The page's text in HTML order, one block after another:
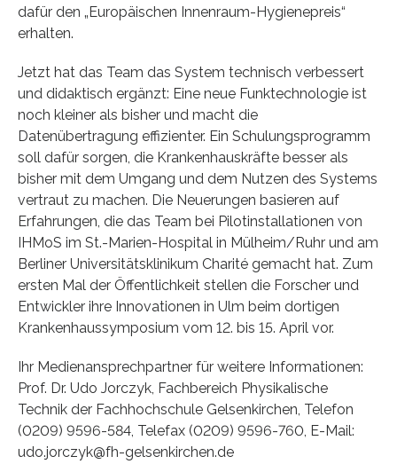
dafür den „Europäischen Innenraum-Hygienepreis“
erhalten.
Jetzt hat das Team das System technisch verbessert
und didaktisch ergänzt: Eine neue Funktechnologie ist
noch kleiner als bisher und macht die
Datenübertragung effizienter. Ein Schulungsprogramm
soll dafür sorgen, die Krankenhauskräfte besser als
bisher mit dem Umgang und dem Nutzen des Systems
vertraut zu machen. Die Neuerungen basieren auf
Erfahrungen, die das Team bei Pilotinstallationen von
IHMoS im St.-Marien-Hospital in Mülheim/Ruhr und am
Berliner Universitätsklinikum Charité gemacht hat. Zum
ersten Mal der Öffentlichkeit stellen die Forscher und
Entwickler ihre Innovationen in Ulm beim dortigen
Krankenhaussymposium vom 12. bis 15. April vor.
Ihr Medienansprechpartner für weitere Informationen:
Prof. Dr. Udo Jorczyk, Fachbereich Physikalische
Technik der Fachhochschule Gelsenkirchen, Telefon
(0209) 9596-584, Telefax (0209) 9596-760, E-Mail:
udo.jorczyk@fh-gelsenkirchen.de